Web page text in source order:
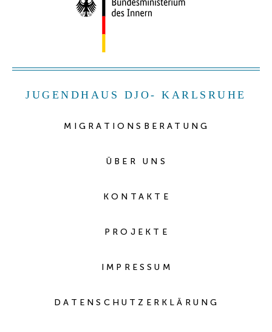
JUGENDHAUS DJO- KARLSRUHE
MIGRATIONSBERATUNG
ÜBER UNS
KONTAKTE
PROJEKTE
IMPRESSUM
DATENSCHUTZERKLÄRUNG